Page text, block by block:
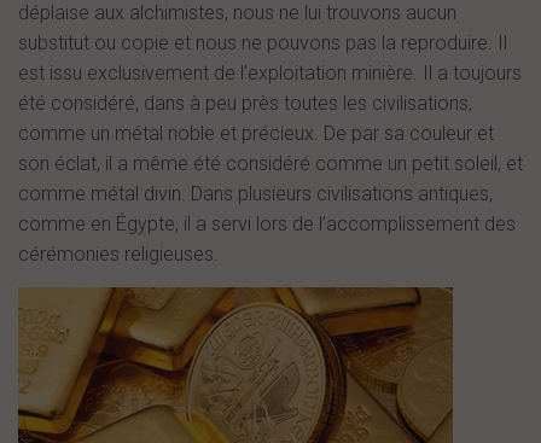
déplaise aux alchimistes, nous ne lui trouvons aucun
substitut ou copie et nous ne pouvons pas la reproduire. Il
est issu exclusivement de l’exploitation minière. Il a toujours
été considéré, dans à peu près toutes les civilisations,
comme un métal noble et précieux. De par sa couleur et
son éclat, il a même été considéré comme un petit soleil, et
comme métal divin. Dans plusieurs civilisations antiques,
comme en Égypte, il a servi lors de l’accomplissement des
cérémonies religieuses.